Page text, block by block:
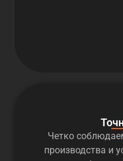
Четко
производства и